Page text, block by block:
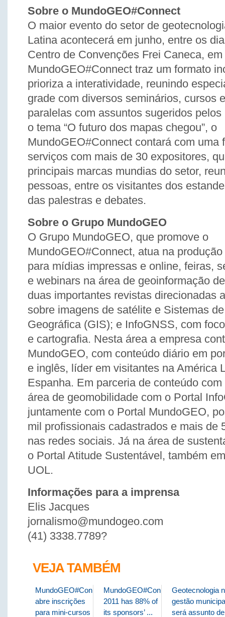
Sobre o MundoGEO#Connect
O maior evento do setor de
Latina acontecerá em junho, entre os
Centro de Convenções Frei Caneca,
MundoGEO#Connect traz um formato
prioriza a interatividade, reunindo
grade com diversos seminários, cursos
paralelas com assuntos sugeridos
o tema “O futuro dos mapas chegou”, o
MundoGEO#Connect contará com uma
serviços com mais de 30 expositores,
principais marcas mundias do setor,
pessoas, entre os visitantes dos
das palestras e debates.
Sobre o Grupo MundoGEO
O Grupo MundoGEO, que promove o
MundoGEO#Connect, atua na
para mídias impressas e online, feiras,
e webinars na área de geoinformação
duas importantes revistas direcionadas
sobre imagens de satélite e Sistemas
Geográfica (GIS); e InfoGNSS, com
e cartografia. Nesta área a empresa
MundoGEO, com conteúdo diário em
e inglês, líder em visitantes na América
Espanha. Em parceria de conteúdo
área de geomobilidade com o Portal
juntamente com o Portal MundoGEO,
mil profissionais cadastrados e mais de
nas redes sociais. Já na área de
o Portal Atitude Sustentável, também
UOL.
Informações para a imprensa
Elis Jacques
jornalismo@mundogeo.com
(41) 3338.7789?
VEJA TAMBÉM
MundoGEO#Connect
abre inscrições
para mini-cursos
MundoGEO#Connect
2011 has 88% of
its sponsors’ ...
Geotecnologia
gestão
será assunto de